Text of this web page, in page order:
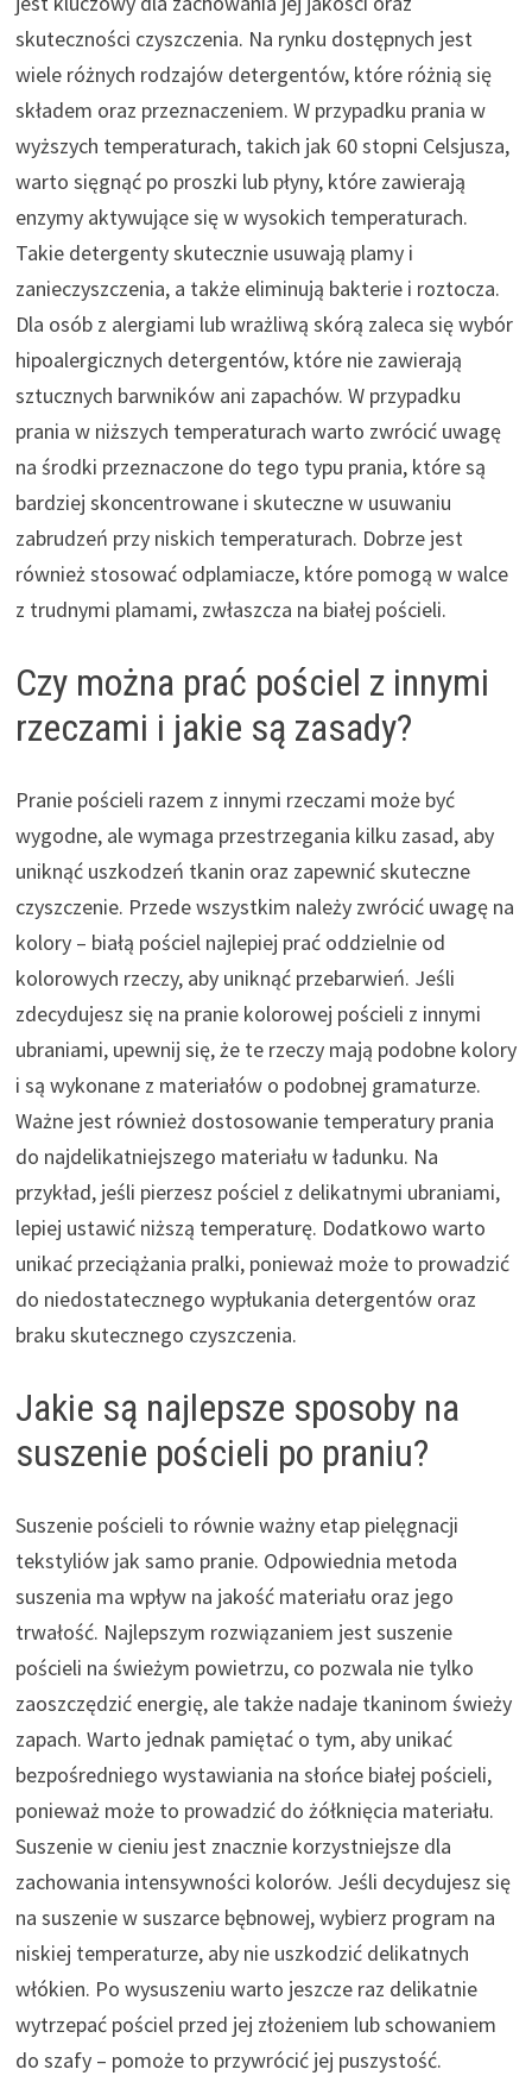
skuteczności czyszczenia. Na rynku dostępnych jest
wiele różnych rodzajów detergentów, które różnią się
składem oraz przeznaczeniem. W przypadku prania w
wyższych temperaturach, takich jak 60 stopni Celsjusza,
warto sięgnąć po proszki lub płyny, które zawierają
enzymy aktywujące się w wysokich temperaturach.
Takie detergenty skutecznie usuwają plamy i
zanieczyszczenia, a także eliminują bakterie i roztocza.
Dla osób z alergiami lub wrażliwą skórą zaleca się wybór
hipoalergicznych detergentów, które nie zawierają
sztucznych barwników ani zapachów. W przypadku
prania w niższych temperaturach warto zwrócić uwagę
na środki przeznaczone do tego typu prania, które są
bardziej skoncentrowane i skuteczne w usuwaniu
zabrudzeń przy niskich temperaturach. Dobrze jest
również stosować odplamiacze, które pomogą w walce
z trudnymi plamami, zwłaszcza na białej pościeli.
Czy można prać pościel z innymi
rzeczami i jakie są zasady?
Pranie pościeli razem z innymi rzeczami może być
wygodne, ale wymaga przestrzegania kilku zasad, aby
uniknąć uszkodzeń tkanin oraz zapewnić skuteczne
czyszczenie. Przede wszystkim należy zwrócić uwagę na
kolory – białą pościel najlepiej prać oddzielnie od
kolorowych rzeczy, aby uniknąć przebarwień. Jeśli
zdecydujesz się na pranie kolorowej pościeli z innymi
ubraniami, upewnij się, że te rzeczy mają podobne kolory
i są wykonane z materiałów o podobnej gramaturze.
Ważne jest również dostosowanie temperatury prania
do najdelikatniejszego materiału w ładunku. Na
przykład, jeśli pierzesz pościel z delikatnymi ubraniami,
lepiej ustawić niższą temperaturę. Dodatkowo warto
unikać przeciążania pralki, ponieważ może to prowadzić
do niedostatecznego wypłukania detergentów oraz
braku skutecznego czyszczenia.
Jakie są najlepsze sposoby na
suszenie pościeli po praniu?
Suszenie pościeli to równie ważny etap pielęgnacji
tekstyliów jak samo pranie. Odpowiednia metoda
suszenia ma wpływ na jakość materiału oraz jego
trwałość. Najlepszym rozwiązaniem jest suszenie
pościeli na świeżym powietrzu, co pozwala nie tylko
zaoszczędzić energię, ale także nadaje tkaninom świeży
zapach. Warto jednak pamiętać o tym, aby unikać
bezpośredniego wystawiania na słońce białej pościeli,
ponieważ może to prowadzić do żółknięcia materiału.
Suszenie w cieniu jest znacznie korzystniejsze dla
zachowania intensywności kolorów. Jeśli decydujesz się
na suszenie w suszarce bębnowej, wybierz program na
niskiej temperaturze, aby nie uszkodzić delikatnych
włókien. Po wysuszeniu warto jeszcze raz delikatnie
wytrzepać pościel przed jej złożeniem lub schowaniem
do szafy – pomoże to przywrócić jej puszystość.